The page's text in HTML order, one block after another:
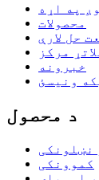
په اړه
محصولات
حل لارې
مرکز
خبرونه
ونیسئ
د محصول
نښلونکی
کموونکی